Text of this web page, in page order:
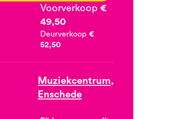
Voorverkoop €
49,50
Deurverkoop €
52,50
Muziekcentrum,
Enschede